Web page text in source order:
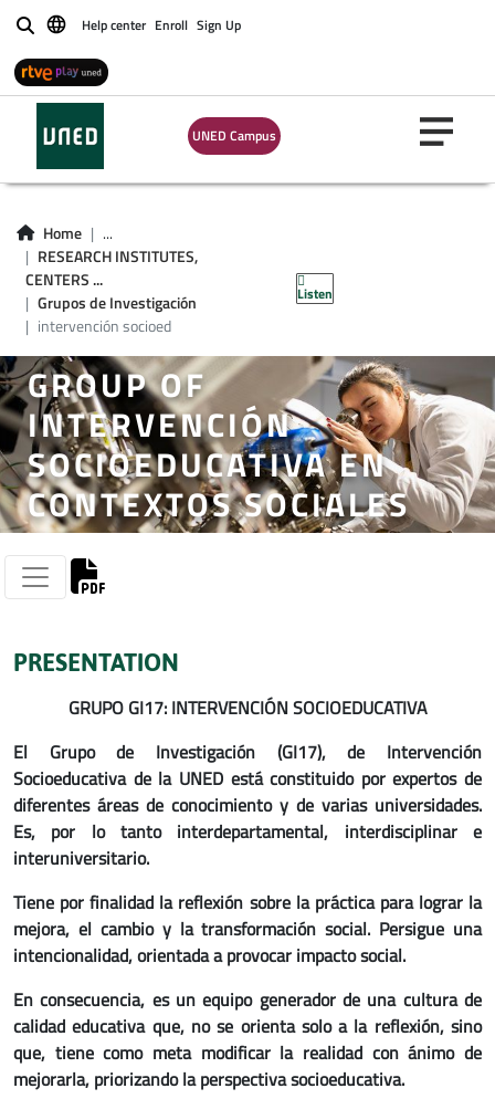
BuscarHelp center Enroll Sign Up
UNED Campus
Home
...
RESEARCH INSTITUTES,
CENTERS ...
Grupos de Investigación
intervención socioed
Listen
GROUP OF
INTERVENCIÓN
SOCIOEDUCATIVA EN
CONTEXTOS SOCIALES
PRESENTATION
GRUPO GI17: INTERVENCIÓN SOCIOEDUCATIVA
El Grupo de Investigación (GI17), de Intervención
Socioeducativa de la UNED está constituido por expertos de
diferentes áreas de conocimiento y de varias universidades.
Es, por lo tanto interdepartamental, interdisciplinar e
interuniversitario.
Tiene por finalidad la reflexión sobre la práctica para lograr la
mejora, el cambio y la transformación social. Persigue una
intencionalidad, orientada a provocar impacto social.
En consecuencia, es un equipo generador de una cultura de
calidad educativa que, no se orienta solo a la reflexión, sino
que, tiene como meta modificar la realidad con ánimo de
mejorarla, priorizando la perspectiva socioeducativa.